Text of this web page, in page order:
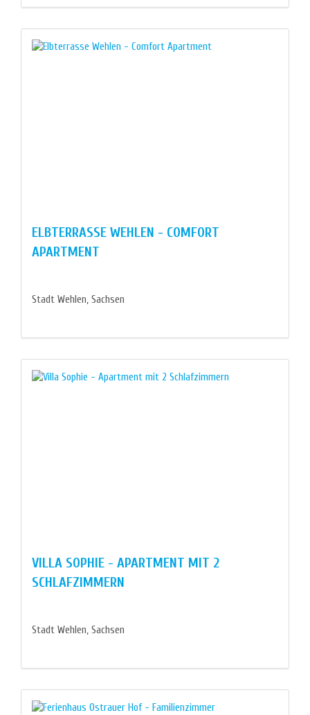
ELBTERRASSE WEHLEN - COMFORT
APARTMENT
Stadt Wehlen, Sachsen
VILLA SOPHIE - APARTMENT MIT 2
SCHLAFZIMMERN
Stadt Wehlen, Sachsen